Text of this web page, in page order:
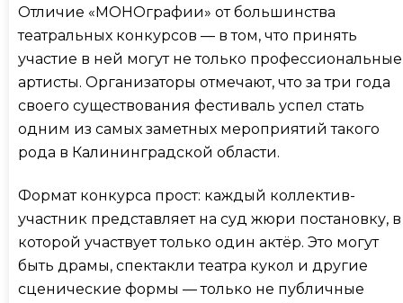
Отличие «МОНОграфии» от большинства
театральных конкурсов — в том, что принять
участие в ней могут не только профессиональные
артисты. Организаторы отмечают, что за три года
своего существования фестиваль успел стать
одним из самых заметных мероприятий такого
рода в Калининградской области.
Формат конкурса прост: каждый коллектив-
участник представляет на суд жюри постановку, в
которой участвует только один актёр. Это могут
быть драмы, спектакли театра кукол и другие
сценические формы — только не публичные